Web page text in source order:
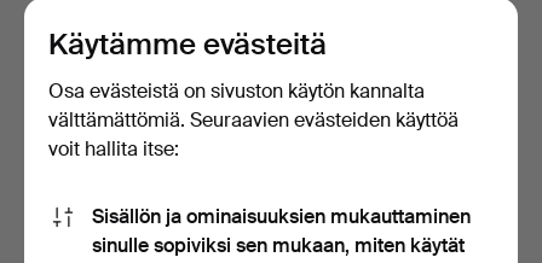
14 kesä, 14:27 1 305 USD
Näytä kaikki 16 tarjousta
Käytämme evästeitä
Osa evästeistä on sivuston käytön kannalta
välttämättömiä. Seuraavien evästeiden käyttöä
voit hallita itse:
Sisällön ja ominaisuuksien mukauttaminen
sinulle sopiviksi sen mukaan, miten käytät